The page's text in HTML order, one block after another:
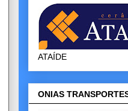
ATAÍDE
ONIAS